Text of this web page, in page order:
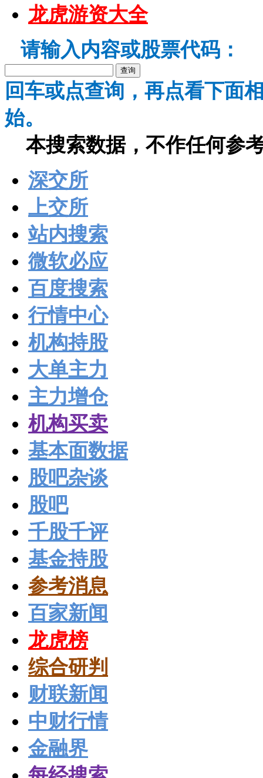
龙虎游资大全
请输入内容或股票代码：
回车或点查询，再点看下面
始。
本搜索数据，不作任何参
深交所
上交所
站内搜索
微软必应
百度搜索
行情中心
机构持股
大单主力
主力增仓
机构买卖
基本面数据
股吧杂谈
股吧
千股千评
基金持股
参考消息
百家新闻
龙虎榜
综合研判
财联新闻
中财行情
金融界